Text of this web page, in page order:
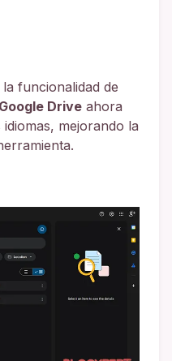
funcionalidad de
Drive ahora
mejorando la